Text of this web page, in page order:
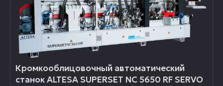
Кромкооблицовочный автоматический
станок ALTESA SUPERSET NC 5650 RF SERVO